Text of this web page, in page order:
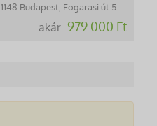
1148 Budapest, Fogarasi út 5. 27. ép.( (NINCS SZEMÉLYES ÜGYFÉLFOGADÁS)
akár 979.000 Ft